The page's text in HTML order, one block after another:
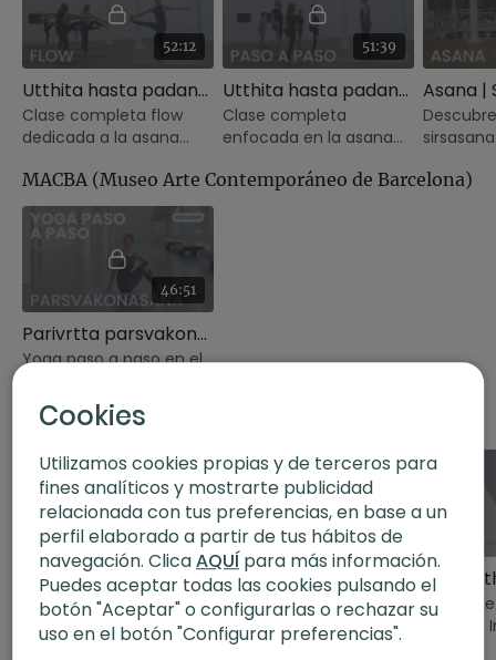
52:12
Utthita hasta padangusthasana - flow
Clase completa flow
dedicada a la asana
padangusthasana, una
postura de yoga de
equilibrio y flexibilidad.
51:39
Utthita hasta padangusthasana paso a paso
Clase completa
enfocada en la asana
padangusthasana, una
de
MACBA (Museo Arte Contemporáneo de Barcelona)
46:51
Parivrtta parsvakonasana. Hatha con Xuan Lan
Yoga paso a paso en el
practicar la postura de
torsión parivrtta
Con fotografías de Jordi Bernadó
01:33
The Path, el camino interior con Xuan Lan (tráiler)
Nueva serie exclusiva.
Proyecto con impacto
47:11
The path, el camino interior | Punto de partida
Serie The Path, El
Camino Interior. Episodio
1: punto de partida.
Serie
Camino
Cookies
Utilizamos cookies propias y de terceros para
fines analíticos y mostrarte publicidad
relacionada con tus preferencias, en base a un
perfil elaborado a partir de tus hábitos de
navegación. ClicaAQUÍpara más información.
Puedes aceptar todas las cookies pulsando el
botón "Aceptar" o configurarlas o rechazar su
uso en el botón "Configurar preferencias".